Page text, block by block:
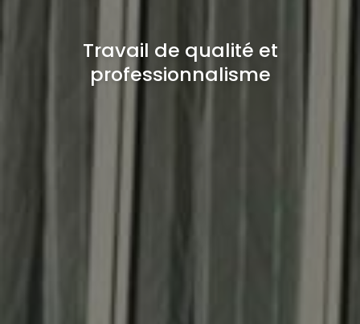
Travail de qualité et
professionnalisme